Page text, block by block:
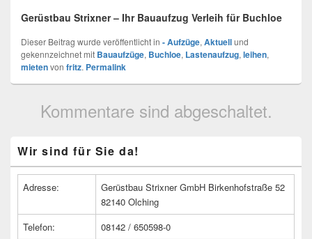
Gerüstbau Strixner – Ihr Bauaufzug Verleih für Buchloe
Dieser Beitrag wurde veröffentlicht in - Aufzüge, Aktuellund
gekennzeichnet mit Bauaufzüge, Buchloe, Lastenaufzug, leihen,
mietenvon fritz. Permalink
Kommentare sind abgeschaltet.
Seitenleisten
Widget-
Wir sind für Sie da!
Adresse:
Gerüstbau Strixner GmbH Birkenhofstraße 52
82140 Olching
Telefon:
08142 / 650598-0